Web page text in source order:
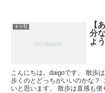
未分類
【
分
よう
こんにちは。daigoです。 散歩
歩くのとどっちがいいのかな？
いと思います。 散歩は直感も